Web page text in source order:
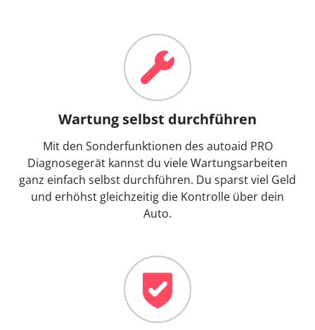
Wartung selbst durchführen
Mit den Sonderfunktionen des autoaid PRO
Diagnosegerät kannst du viele Wartungsarbeiten
ganz einfach selbst durchführen. Du sparst viel Geld
und erhöhst gleichzeitig die Kontrolle über dein
Auto.